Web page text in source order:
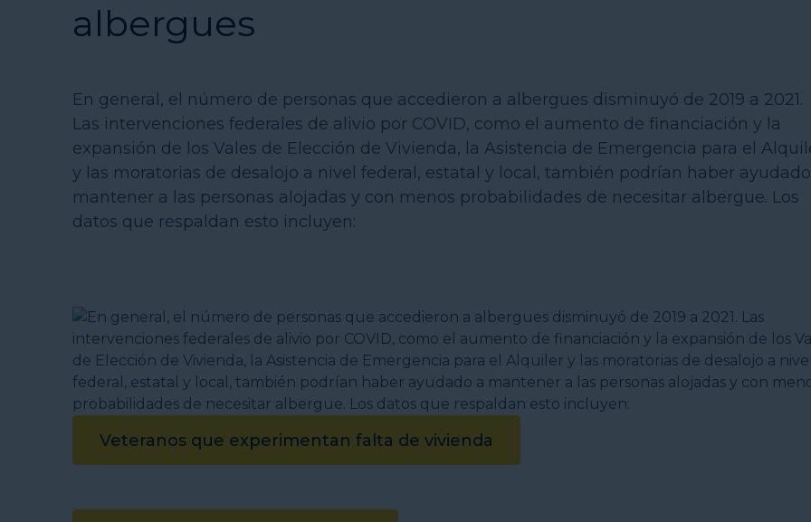
albergues
En general, el número de personas que accedieron a albergues disminuyó de 2019 a 2021.
Las intervenciones federales de alivio por COVID, como el aumento de financiación y la
expansión de los Vales de Elección de Vivienda, la Asistencia de Emergencia para el
y las moratorias de desalojo a nivel federal, estatal y local, también podrían haber
mantener a las personas alojadas y con menos probabilidades de necesitar albergue. Los
datos que respaldan esto incluyen:
Veteranos que experimentan falta de vivienda